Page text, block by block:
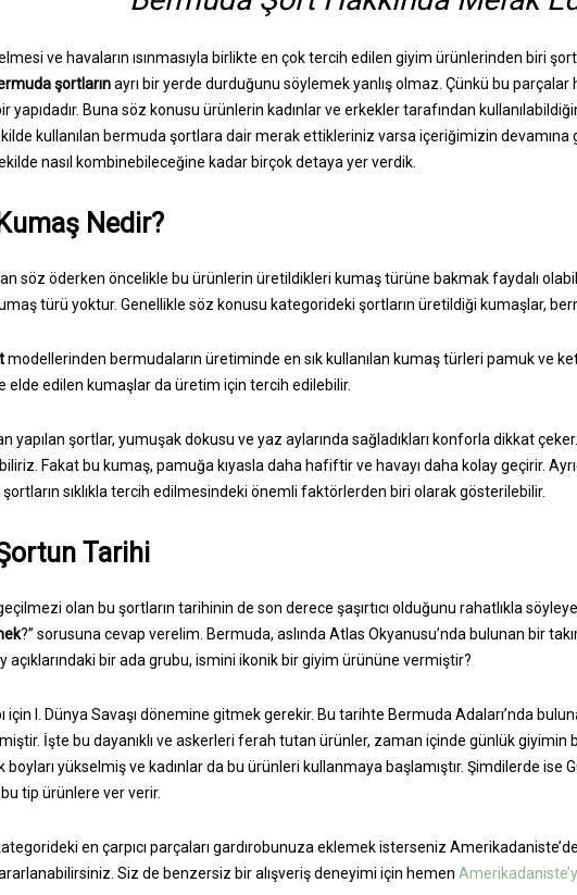
ve havaların ısınmasıyla birlikte en çok tercih edilen giyim ürünlerinden biri
şortlarınayrı bir yerde durduğunu söylemek yanlış olmaz. Çünkü bu parçalar
yapıdadır. Buna söz konusu ürünlerin kadınlar ve erkekler tarafından
kullanılan bermuda şortlara dair merak ettikleriniz varsa içeriğimizin devamına
nasıl kombinebileceğine kadar birçok detaya yer verdik.
Nedir?
söz öderken öncelikle bu ürünlerin üretildikleri kumaş türüne bakmak faydalı
türü yoktur. Genellikle söz konusu kategorideki şortların üretildiği kumaşlar,
modellerinden bermudaların üretiminde en sık kullanılan kumaş türleri pamuk ve
elde edilen kumaşlar da üretim için tercih edilebilir.
yapılan şortlar, yumuşak dokusu ve yaz aylarında sağladıkları konforla dikkat
Fakat bu kumaş, pamuğa kıyasla daha hafiftir ve havayı daha kolay geçirir.
sıklıkla tercih edilmesindeki önemli faktörlerden biri olarak gösterilebilir.
Tarihi
olan bu şortların tarihinin de son derece şaşırtıcı olduğunu rahatlıkla
?” sorusuna cevap verelim. Bermuda, aslında Atlas Okyanusu’nda bulunan bir
açıklarındaki bir ada grubu, ismini ikonik bir giyim ürününe vermiştir?
için I. Dünya Savaşı dönemine gitmek gerekir. Bu tarihte Bermuda Adaları’nda
İşte bu dayanıklı ve askerleri ferah tutan ürünler, zaman içinde günlük giyimin
boyları yükselmiş ve kadınlar da bu ürünleri kullanmaya başlamıştır. Şimdilerde ise
tip ürünlere ver verir.
en çarpıcı parçaları gardırobunuza eklemek isterseniz
Siz de benzersiz bir alışveriş deneyimi için hemen